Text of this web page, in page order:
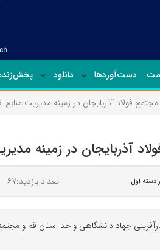
دست‌آوردها دانلود
فولاد آذربایجان در زمینه مدیریت منابع
آذربایجان در زمینه
دسته اول تعداد بازدید:۶۷
جهاد دانشگاهی واحد استان قم و